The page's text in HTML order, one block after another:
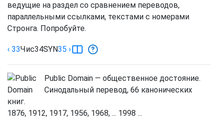
ведущие на раздел со сравнением переводов,
параллельными ссылками, текстами с номерами
Стронга. Попробуйте.
‹ 33Чис34SYN35 ›
Public Domain — общественное достояние.
Синодальный перевод, 66 канонических
книг.
1876, 1912, 1917, 1956, 1968, ... 1998 ...